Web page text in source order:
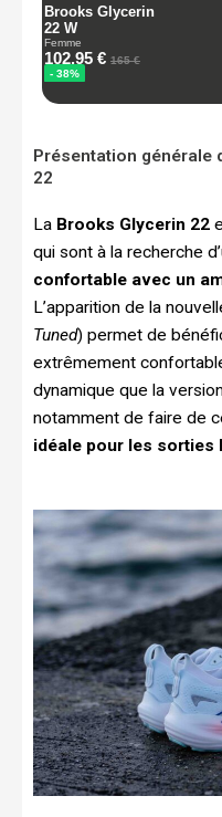
Présentation générale
22
La Brooks Glycerin 22
qui sont à la recherche
confortable avec un
L’apparition de la
Tuned) permet de
extrêmement
dynamique que la
notamment de faire de
idéale pour les sorties